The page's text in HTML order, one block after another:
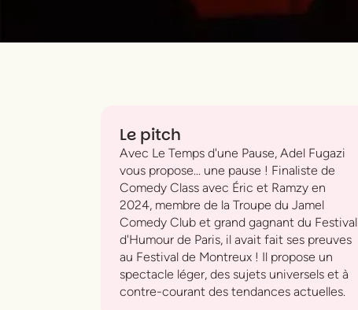
Le pitch
Avec Le Temps d'une Pause, Adel Fugazi
vous propose... une pause ! Finaliste de
Comedy Class avec Éric et Ramzy en
2024, membre de la Troupe du Jamel
Comedy Club et grand gagnant du Festival
d'Humour de Paris, il avait fait ses preuves
au Festival de Montreux ! Il propose un
spectacle léger, des sujets universels et à
contre-courant des tendances actuelles.